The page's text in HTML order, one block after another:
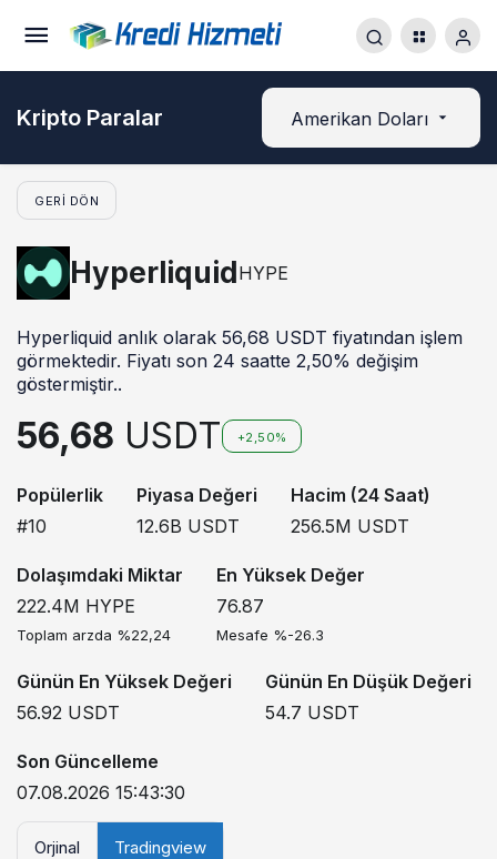
Kripto Paralar Amerikan Doları
GERI DÖN
HyperliquidHYPE
Hyperliquid anlık olarak 56,68 USDT fiyatından işlem
görmektedir. Fiyatı son 24 saatte 2,50% değişim
göstermiştir..
56,68 USDT +2,50%
Popülerlik
#10
Piyasa Değeri
12.6B USDT
Hacim (24 Saat)
256.5M USDT
Dolaşımdaki Miktar
222.4M HYPE
Toplam arzda %22,24
En Yüksek Değer
76.87
Mesafe %-26.3
Günün En Yüksek Değeri
56.92 USDT
Günün En Düşük Değeri
54.7 USDT
Son Güncelleme
07.08.2026 15:43:30
Orjinal Tradingview